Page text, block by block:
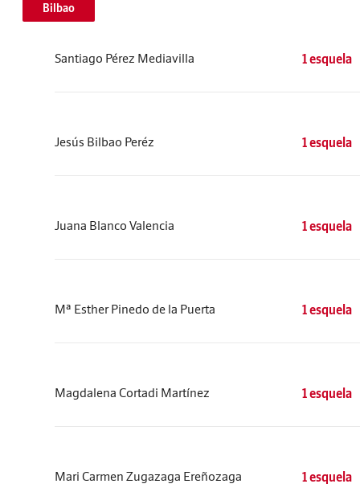
Bilbao
Santiago Pérez Mediavilla 1 esquela
Jesús Bilbao Peréz 1 esquela
Juana Blanco Valencia 1 esquela
Mª Esther Pinedo de la Puerta 1 esquela
Magdalena Cortadi Martínez 1 esquela
Mari Carmen Zugazaga Ereñozaga 1 esquela